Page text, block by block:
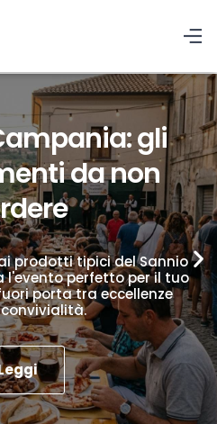
gli
da non
prodotti tipici del Sannio
l'evento perfetto per il tuo
porta tra eccellenze